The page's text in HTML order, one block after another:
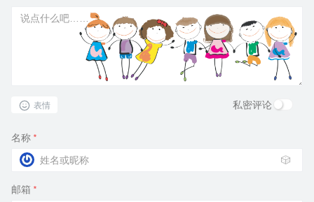
表情 私密评论
名称 *
🎲
邮箱 *